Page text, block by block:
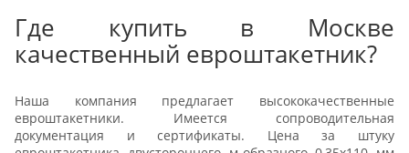
Где купить в Москве
качественный евроштакетник?
Наша компания предлагает высококачественные
евроштакетники. Имеется сопроводительная
документация и сертификаты. Цена за штуку